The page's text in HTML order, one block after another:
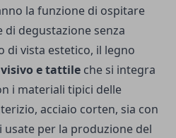
la funzione di ospitare
degustazione senza
di vista estetico, il legno
e tattile che si integra
i materiali tipici delle
acciaio corten, sia con
per la produzione del